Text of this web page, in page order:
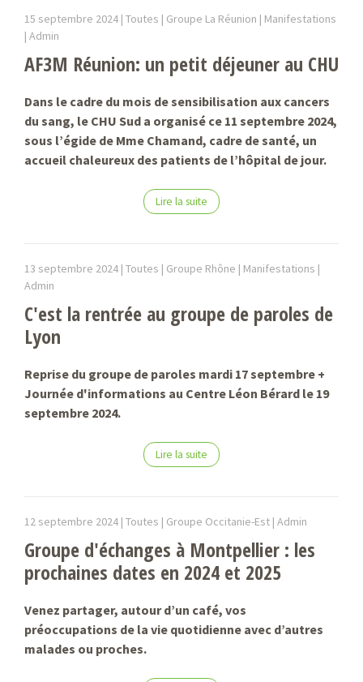
15 septembre 2024 | Toutes | Groupe La Réunion | Manifestations
| Admin
AF3M Réunion: un petit déjeuner au CHU
Dans le cadre du mois de sensibilisation aux cancers
du sang, le CHU Sud a organisé ce 11 septembre 2024,
sous l’égide de Mme Chamand, cadre de santé, un
accueil chaleureux des patients de l’hôpital de jour.
Lire la suite
13 septembre 2024 | Toutes | Groupe Rhône | Manifestations |
Admin
C'est la rentrée au groupe de paroles de
Lyon
Reprise du groupe de paroles mardi 17 septembre +
Journée d'informations au Centre Léon Bérard le 19
septembre 2024.
Lire la suite
12 septembre 2024 | Toutes | Groupe Occitanie-Est | Admin
Groupe d'échanges à Montpellier : les
prochaines dates en 2024 et 2025
Venez partager, autour d’un café, vos
préoccupations de la vie quotidienne avec d’autres
malades ou proches.